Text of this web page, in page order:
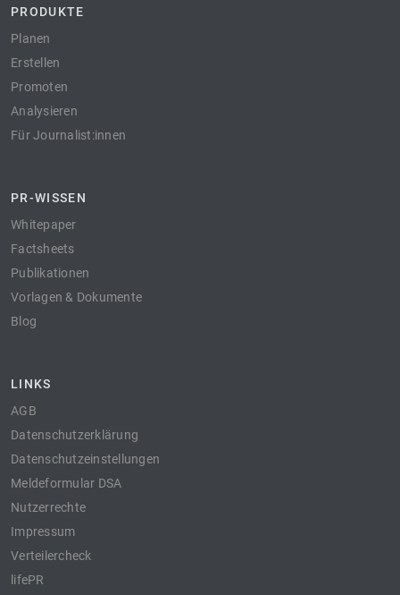
PRODUKTE
Planen
Erstellen
Promoten
Analysieren
Für Journalist:innen
PR-WISSEN
Whitepaper
Factsheets
Publikationen
Vorlagen & Dokumente
Blog
LINKS
AGB
Datenschutzerklärung
Datenschutzeinstellungen
Meldeformular DSA
Nutzerrechte
Impressum
Verteilercheck
lifePR